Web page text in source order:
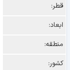
قطر:
ابعاد:
منطقه:
کشور: